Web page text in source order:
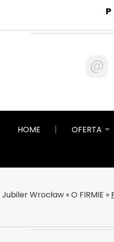
@
HOME OFERTA
Jubiler Wrocław »O FIRMIE »